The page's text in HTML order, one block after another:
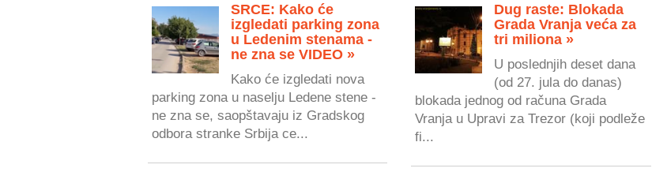
SRCE: Kako će
izgledati parking zona
u Ledenim stenama -
ne zna se VIDEO »
Kako će izgledati nova
parking zona u naselju Ledene stene -
ne zna se, saopštavaju iz Gradskog
odbora stranke Srbija ce...
Dug raste: Blokada
Grada Vranja veća za
tri miliona »
U poslednjih deset dana
(od 27. jula do danas)
blokada jednog od računa Grada
Vranja u Upravi za Trezor (koji podleže
fi...